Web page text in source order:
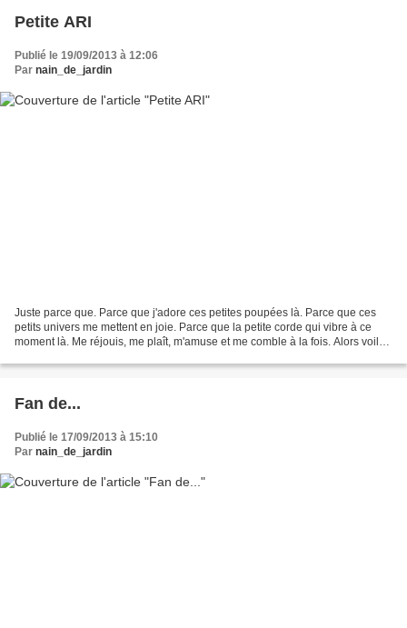
Petite ARI
Publié le 19/09/2013 à 12:06
Par nain_de_jardin
Juste parce que. Parce que j'adore ces petites poupées là. Parce que ces
petits univers me mettent en joie. Parce que la petite corde qui vibre à ce
moment là. Me réjouis, me plaît, m'amuse et me comble à la fois. Alors voilà
Fan de...
Publié le 17/09/2013 à 15:10
Par nain_de_jardin